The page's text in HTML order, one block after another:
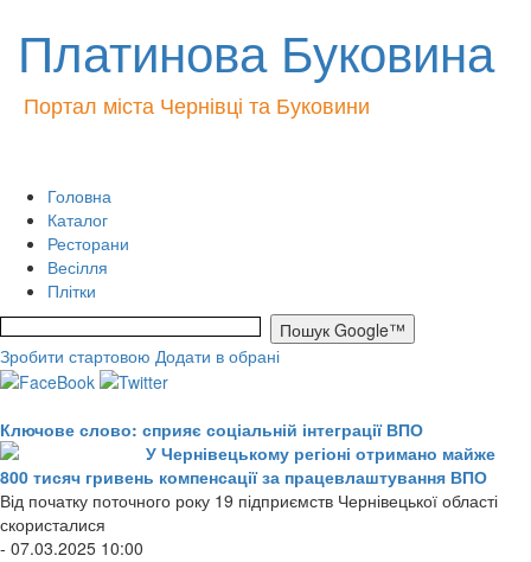
Платинова Буковина
Портал міста Чернівці та Буковини
Головна
Каталог
Ресторани
Весілля
Плітки
Зробити стартовою Додати в обрані
Ключове слово: сприяє соціальній інтеграції ВПО
У Чернівецькому регіоні отримано майже
800 тисяч гривень компенсації за працевлаштування ВПО
Від початку поточного року 19 підприємств Чернівецької області
скористалися
- 07.03.2025 10:00